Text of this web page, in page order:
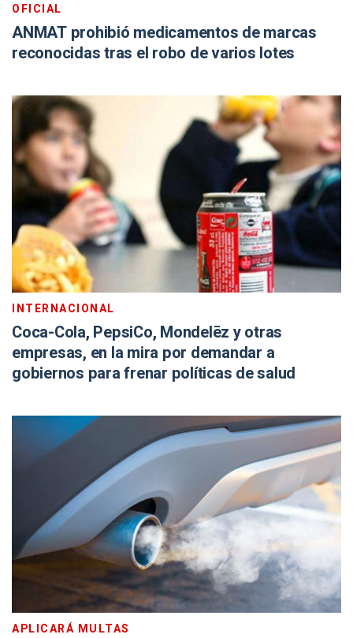
OFICIAL
ANMAT prohibió medicamentos de marcas
reconocidas tras el robo de varios lotes
INTERNACIONAL
Coca-Cola, PepsiCo, Mondelēz y otras
empresas, en la mira por demandar a
gobiernos para frenar políticas de salud
APLICARÁ MULTAS